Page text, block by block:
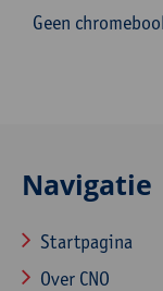
Geen
Navigatie
Startpagina
Over CNO